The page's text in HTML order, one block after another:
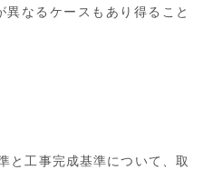
異なるケースもあり得ること
工事完成基準について、取